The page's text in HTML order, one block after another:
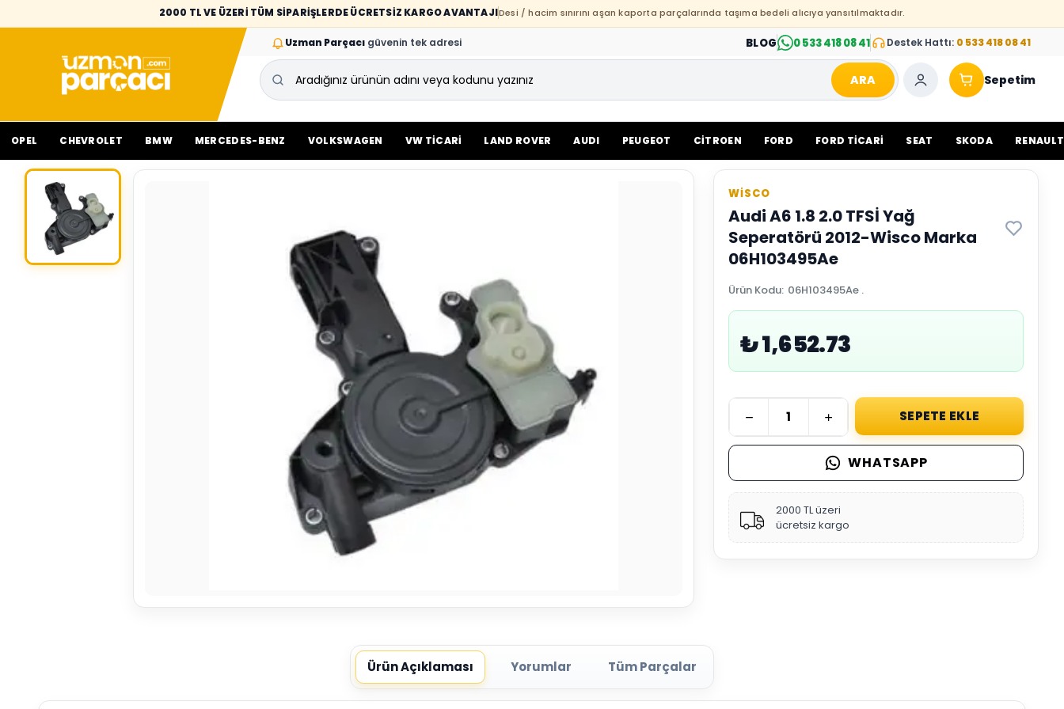
2000 TL VE ÜZERİ TÜM SİPARİŞLERDE ÜCRETSİZ KARGO AVANTAJIDesi / hacim sınırını aşan kaporta parçalarında taşıma bedeli alıcıya yansıtılmaktadır.
Uzman Parçacı güvenin tek adresi BLOG 0 533 418 08 41 Destek Hattı: 0 533 418 08 41
ARA Sepetim
OPEL CHEVROLET BMW MERCEDES-BENZ VOLKSWAGEN VW TİCARİ LAND ROVER AUDI PEUGEOT CİTROEN FORD FORD TİCARİ SEAT SKODA RENAULT
WİSCO
Audi A6 1.8 2.0 TFSİ Yağ
Seperatörü 2012-Wisco Marka
06H103495Ae
Ürün Kodu: 06H103495Ae .
₺ 1,652.73
SEPETE EKLE
WHATSAPP
2000 TL üzeri
ücretsiz kargo
Ürün Açıklaması Yorumlar Tüm Parçalar